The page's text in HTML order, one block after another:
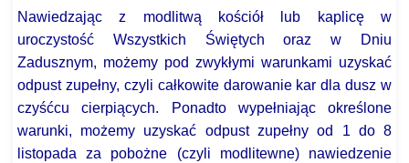
Nawiedzając z modlitwą kościół lub kaplicę w
uroczystość Wszystkich Świętych oraz w Dniu
Zadusznym, możemy pod zwykłymi warunkami uzyskać
odpust zupełny, czyli całkowite darowanie kar dla dusz w
czyśćcu cierpiących. Ponadto wypełniając określone
warunki, możemy uzyskać odpust zupełny od 1 do 8
listopada za pobożne (czyli modlitewne) nawiedzenie